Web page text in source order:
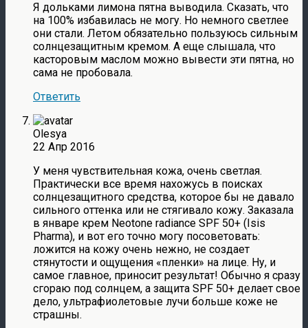
Я дольками лимона пятна выводила. Сказать, что
на 100% избавилась не могу. Но немного светлее
они стали. Летом обязательно пользуюсь сильным
солнцезащитным кремом. А еще слышала, что
касторовым маслом можно вывести эти пятна, но
сама не пробовала.
Ответить
Olesya
22 Апр 2016
У меня чувствительная кожа, очень светлая.
Практически все время нахожусь в поисках
солнцезащитного средства, которое бы не давало
сильного оттенка или не стягивало кожу. Заказала
в январе крем Neotone radiance SPF 50+ (Isis
Pharma), и вот его точно могу посоветовать:
ложится на кожу очень нежно, не создает
стянутости и ощущения «пленки» на лице. Ну, и
самое главное, приносит результат! Обычно я сразу
сгораю под солнцем, а защита SPF 50+ делает свое
дело, ультрафиолетовые лучи больше коже не
страшны.